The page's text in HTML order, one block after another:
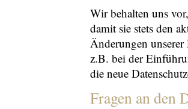
Wir behalten uns
damit sie stets den
Änderungen
z.B. bei der
die neue
Fragen an den